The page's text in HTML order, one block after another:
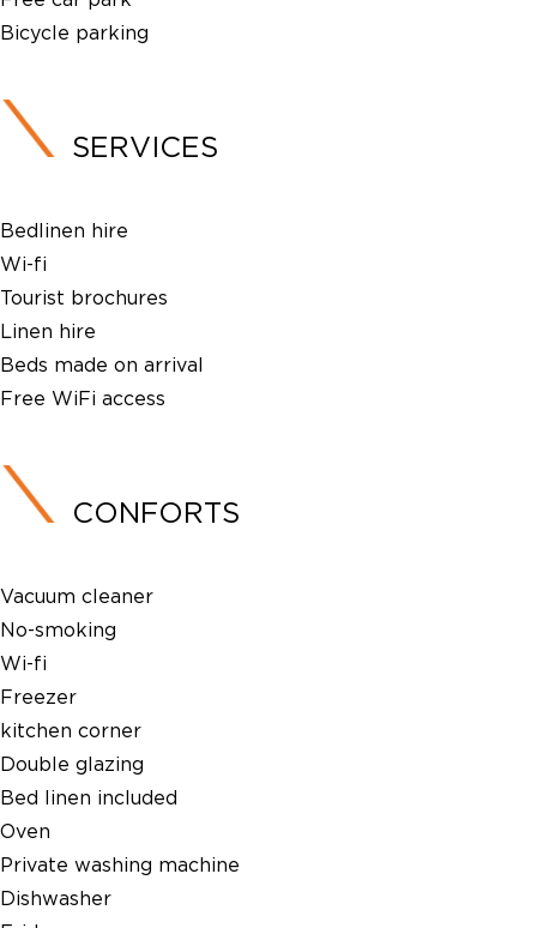
Bicycle parking
SERVICES
Bedlinen hire
Wi-fi
Tourist brochures
Linen hire
Beds made on arrival
Free WiFi access
CONFORTS
Vacuum cleaner
No-smoking
Wi-fi
Freezer
kitchen corner
Double glazing
Bed linen included
Oven
Private washing machine
Dishwasher